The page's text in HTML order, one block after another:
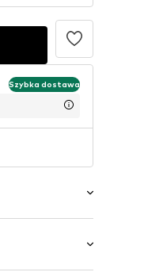
Szybka dostawa